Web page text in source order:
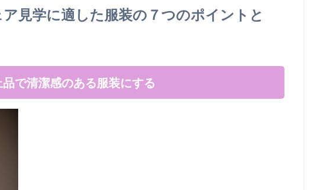
見学に適した服装の７つのポイントと
で清潔感のある服装にする